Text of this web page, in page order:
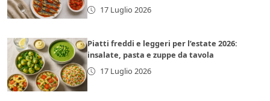
17 Luglio 2026
Piatti freddi e leggeri per l’estate 2026:
insalate, pasta e zuppe da tavola
17 Luglio 2026